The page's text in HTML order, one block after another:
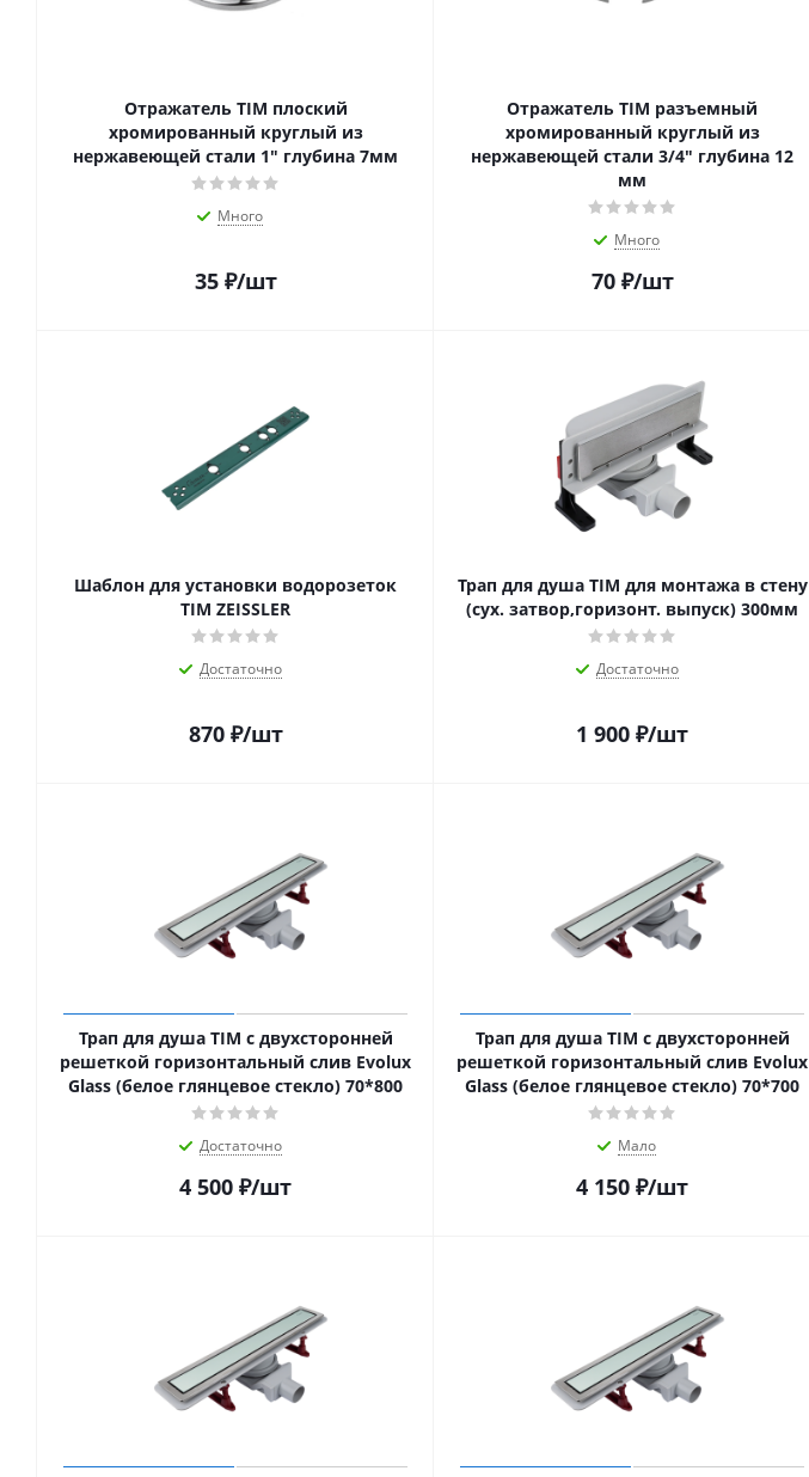
Отражатель TIM плоский
хромированный круглый из
нержавеющей стали 1" глубина 7мм
Много
35₽/шт
Отражатель TIM разъемный
хромированный круглый из
нержавеющей стали 3/4" глубина 12
мм
Много
70₽/шт
Шаблон для установки водорозеток
TIM ZEISSLER
Достаточно
870₽/шт
Трап для душа TIM для монтажа в стену
(сух. затвор,горизонт. выпуск) 300мм
Достаточно
1 900 ₽/шт
Трап для душа TIM с двухсторонней
решеткой горизонтальный слив Evolux
Glass (белое глянцевое стекло) 70*800
Достаточно
4 500 ₽/шт
Трап для душа TIM с двухсторонней
решеткой горизонтальный слив Evolux
Glass (белое глянцевое стекло) 70*700
Мало
4 150 ₽/шт